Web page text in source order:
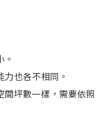
也各不相同。
間坪數一樣，需要依照